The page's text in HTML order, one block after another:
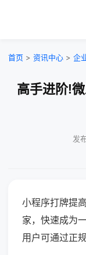
首页 > 资讯中心 > 企
高手进阶!
发
小程序打牌提
家，快速成为
用户可通过正